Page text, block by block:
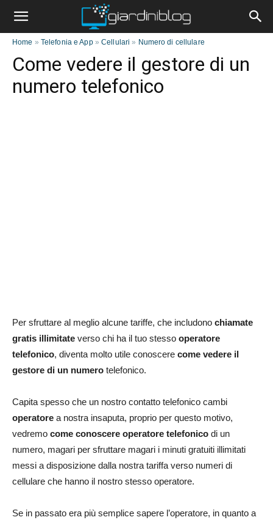
Home » Telefonia e App»Cellulari » Numero di cellulare
Come vedere il gestore di un
numero telefonico
Per sfruttare al meglio alcune tariffe, che includono chiamate
gratis illimitate verso chi ha il tuo stesso operatore
telefonico, diventa molto utile conoscere come vedere il
gestore di un numero telefonico.
Capita spesso che un nostro contatto telefonico cambi
operatore a nostra insaputa, proprio per questo motivo,
vedremo come conoscere operatore telefonico di un
numero, magari per sfruttare magari i minuti gratuiti illimitati
messi a disposizione dalla nostra tariffa verso numeri di
cellulare che hanno il nostro stesso operatore.
Se in passato era più semplice sapere l’operatore, in quanto a